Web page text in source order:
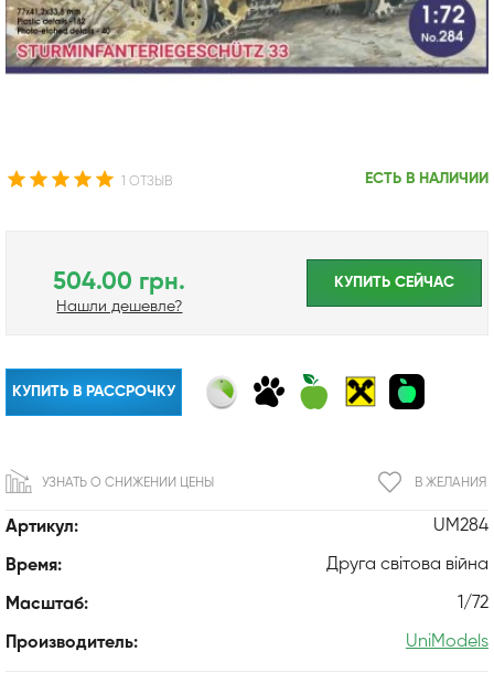
1 ОТЗЫВ ЕСТЬ В НАЛИЧИИ
Артикул: UM284
Время: Друга світова війна
Масштаб: 1/72
Производитель: UniModels
504.00 грн.
Нашли дешевле?
КУПИТЬ CЕЙЧАС
КУПИТЬ В РАССРОЧКУ
В ЖЕЛАНИЯ
УЗНАТЬ О СНИЖЕНИИ ЦЕНЫ